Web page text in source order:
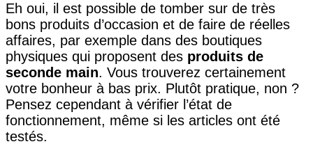
Eh oui, il est possible de tomber sur de très
bons produits d’occasion et de faire de réelles
affaires, par exemple dans des boutiques
physiques qui proposent des produits de
seconde main. Vous trouverez certainement
votre bonheur à bas prix. Plutôt pratique, non ?
Pensez cependant à vérifier l’état de
fonctionnement, même si les articles ont été
testés.